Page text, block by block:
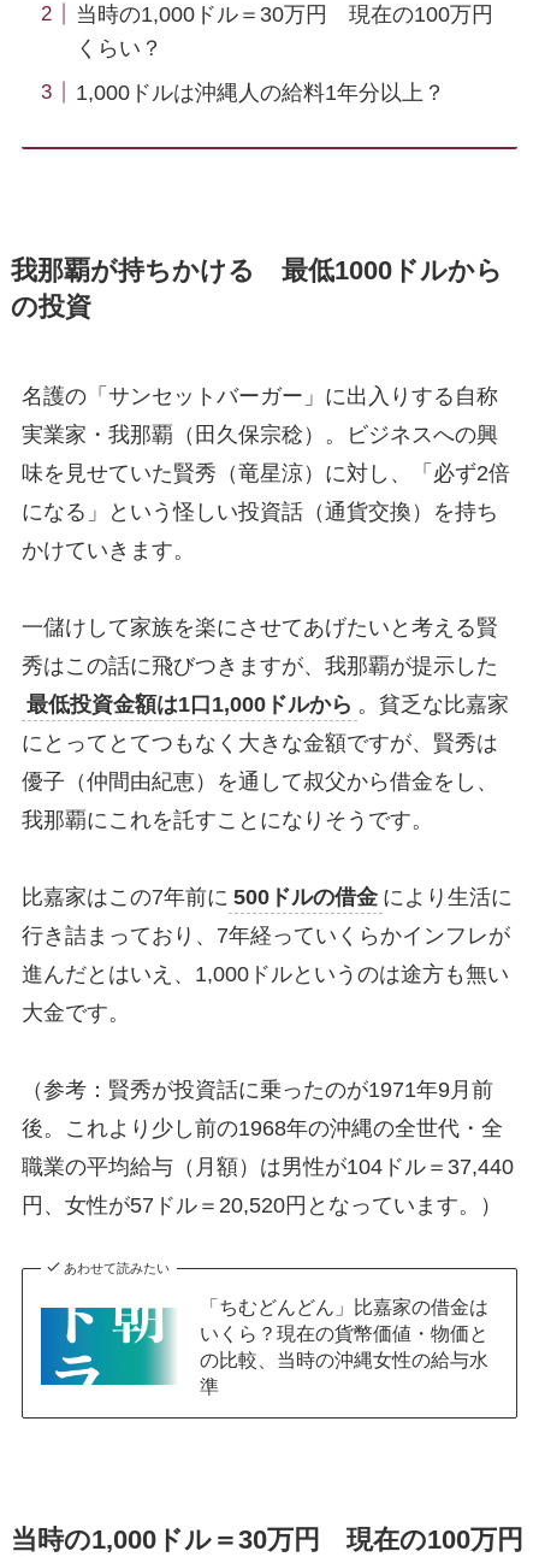
当時の1,000ドル＝30万円 現在の100万円
くらい？
1,000ドルは沖縄人の給料1年分以上？
我那覇が持ちかける 最低1000ドルから
の投資
名護の「サンセットバーガー」に出入りする自称
実業家・我那覇（田久保宗稔）。ビジネスへの興
味を見せていた賢秀（竜星涼）に対し、「必ず2倍
になる」という怪しい投資話（通貨交換）を持ち
かけていきます。
一儲けして家族を楽にさせてあげたいと考える賢
秀はこの話に飛びつきますが、我那覇が提示した
最低投資金額は1口1,000ドルから 。貧乏な比嘉家
にとってとてつもなく大きな金額ですが、賢秀は
優子（仲間由紀恵）を通して叔父から借金をし、
我那覇にこれを託すことになりそうです。
比嘉家はこの7年前に 500ドルの借金 により生活に
行き詰まっており、7年経っていくらかインフレが
進んだとはいえ、1,000ドルというのは途方も無い
大金です。
（参考：賢秀が投資話に乗ったのが1971年9月前
後。これより少し前の1968年の沖縄の全世代・全
職業の平均給与（月額）は男性が104ドル＝37,440
円、女性が57ドル＝20,520円となっています。）
あわせて読みたい
「ちむどんどん」比嘉家の借金は
いくら？現在の貨幣価値・物価と
の比較、当時の沖縄女性の給与水
準
当時の1,000ドル＝30万円 現在の100万円